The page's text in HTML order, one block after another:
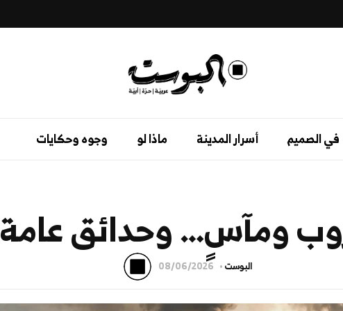
في الصميم أسرار المدينة ماذا لو وجوه وحكايات
ومآسٍ… وحدائق عامة
البوست 08/06/2026